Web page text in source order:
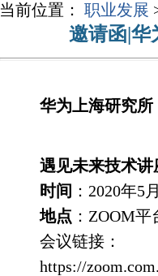
当前位置：职业发展
邀请函|华
华为上海研究所
遇见未来技术讲
时间 ：2020年5
地点 ：ZOOM平
会议链接：
https://